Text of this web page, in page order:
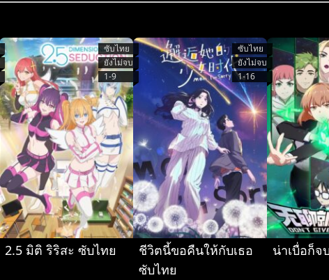
ซับไทย
ยังไม่จบ
1-9
2.5 มิติ ริริสะ ซับไทย
ซับไทย
ยังไม่จบ
1-16
ชีวิตนี้ขอคืนให้กับเธอ
ซับไทย
น่าเบื่อก็จ